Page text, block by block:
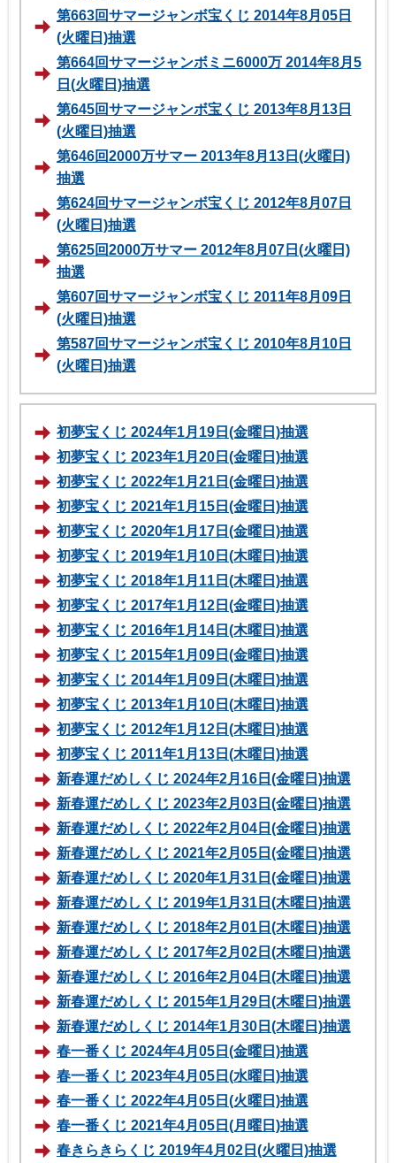
第663回サマージャンボ宝くじ 2014年8月05日
(火曜日)抽選
第664回サマージャンボミニ6000万 2014年8月5
日(火曜日)抽選
第645回サマージャンボ宝くじ 2013年8月13日
(火曜日)抽選
第646回2000万サマー 2013年8月13日(火曜日)
抽選
第624回サマージャンボ宝くじ 2012年8月07日
(火曜日)抽選
第625回2000万サマー 2012年8月07日(火曜日)
抽選
第607回サマージャンボ宝くじ 2011年8月09日
(火曜日)抽選
第587回サマージャンボ宝くじ 2010年8月10日
(火曜日)抽選
初夢宝くじ 2024年1月19日(金曜日)抽選
初夢宝くじ 2023年1月20日(金曜日)抽選
初夢宝くじ 2022年1月21日(金曜日)抽選
初夢宝くじ 2021年1月15日(金曜日)抽選
初夢宝くじ 2020年1月17日(金曜日)抽選
初夢宝くじ 2019年1月10日(木曜日)抽選
初夢宝くじ 2018年1月11日(木曜日)抽選
初夢宝くじ 2017年1月12日(金曜日)抽選
初夢宝くじ 2016年1月14日(木曜日)抽選
初夢宝くじ 2015年1月09日(金曜日)抽選
初夢宝くじ 2014年1月09日(木曜日)抽選
初夢宝くじ 2013年1月10日(木曜日)抽選
初夢宝くじ 2012年1月12日(木曜日)抽選
初夢宝くじ 2011年1月13日(木曜日)抽選
新春運だめしくじ 2024年2月16日(金曜日)抽選
新春運だめしくじ 2023年2月03日(金曜日)抽選
新春運だめしくじ 2022年2月04日(金曜日)抽選
新春運だめしくじ 2021年2月05日(金曜日)抽選
新春運だめしくじ 2020年1月31日(金曜日)抽選
新春運だめしくじ 2019年1月31日(木曜日)抽選
新春運だめしくじ 2018年2月01日(木曜日)抽選
新春運だめしくじ 2017年2月02日(木曜日)抽選
新春運だめしくじ 2016年2月04日(木曜日)抽選
新春運だめしくじ 2015年1月29日(木曜日)抽選
新春運だめしくじ 2014年1月30日(木曜日)抽選
春一番くじ 2024年4月05日(金曜日)抽選
春一番くじ 2023年4月05日(水曜日)抽選
春一番くじ 2022年4月05日(火曜日)抽選
春一番くじ 2021年4月05日(月曜日)抽選
春きらきらくじ 2019年4月02日(火曜日)抽選